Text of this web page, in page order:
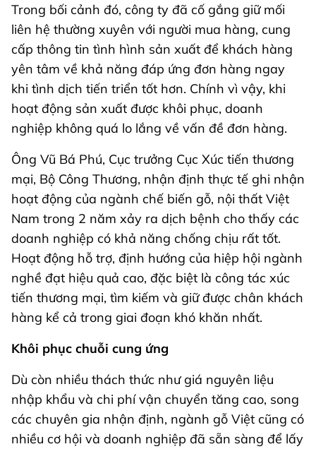
Trong bối cảnh đó, công ty đã cố gắng giữ mối
liên hệ thường xuyên với người mua hàng, cung
cấp thông tin tình hình sản xuất để khách hàng
yên tâm về khả năng đáp ứng đơn hàng ngay
khi tình dịch tiến triển tốt hơn. Chính vì vậy, khi
hoạt động sản xuất được khôi phục, doanh
nghiệp không quá lo lắng về vấn đề đơn hàng.
Ông Vũ Bá Phú, Cục trưởng Cục Xúc tiến thương
mại, Bộ Công Thương, nhận định thực tế ghi nhận
hoạt động của ngành chế biến gỗ, nội thất Việt
Nam trong 2 năm xảy ra dịch bệnh cho thấy các
doanh nghiệp có khả năng chống chịu rất tốt.
Hoạt động hỗ trợ, định hướng của hiệp hội ngành
nghề đạt hiệu quả cao, đặc biệt là công tác xúc
tiến thương mại, tìm kiếm và giữ được chân khách
hàng kể cả trong giai đoạn khó khăn nhất.
Khôi phục chuỗi cung ứng
Dù còn nhiều thách thức như giá nguyên liệu
nhập khẩu và chi phí vận chuyển tăng cao, song
các chuyên gia nhận định, ngành gỗ Việt cũng có
nhiều cơ hội và doanh nghiệp đã sẵn sàng để lấy